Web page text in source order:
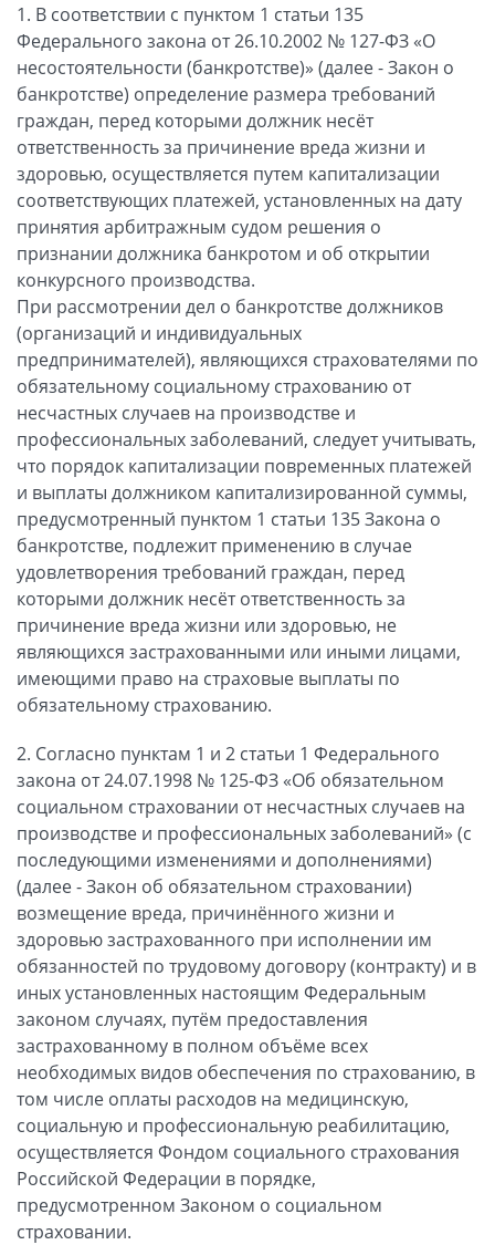
1. В соответствии с пунктом 1 статьи 135
Федерального закона от 26.10.2002 № 127-ФЗ «О
несостоятельности (банкротстве)» (далее - Закон о
банкротстве) определение размера требований
граждан, перед которыми должник несёт
ответственность за причинение вреда жизни и
здоровью, осуществляется путем капитализации
соответствующих платежей, установленных на дату
принятия арбитражным судом решения о
признании должника банкротом и об открытии
конкурсного производства.
При рассмотрении дел о банкротстве должников
(организаций и индивидуальных
предпринимателей), являющихся страхователями по
обязательному социальному страхованию от
несчастных случаев на производстве и
профессиональных заболеваний, следует учитывать,
что порядок капитализации повременных платежей
и выплаты должником капитализированной суммы,
предусмотренный пунктом 1 статьи 135 Закона о
банкротстве, подлежит применению в случае
удовлетворения требований граждан, перед
которыми должник несёт ответственность за
причинение вреда жизни или здоровью, не
являющихся застрахованными или иными лицами,
имеющими право на страховые выплаты по
обязательному страхованию.
2. Согласно пунктам 1 и 2 статьи 1 Федерального
закона от 24.07.1998 № 125-ФЗ «Об обязательном
социальном страховании от несчастных случаев на
производстве и профессиональных заболеваний» (с
последующими изменениями и дополнениями)
(далее - Закон об обязательном страховании)
возмещение вреда, причинённого жизни и
здоровью застрахованного при исполнении им
обязанностей по трудовому договору (контракту) и в
иных установленных настоящим Федеральным
законом случаях, путём предоставления
застрахованному в полном объёме всех
необходимых видов обеспечения по страхованию, в
том числе оплаты расходов на медицинскую,
социальную и профессиональную реабилитацию,
осуществляется Фондом социального страхования
Российской Федерации в порядке,
предусмотренном Законом о социальном
страховании.